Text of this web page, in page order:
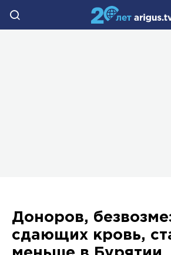
Доноров,
сдающих кровь,